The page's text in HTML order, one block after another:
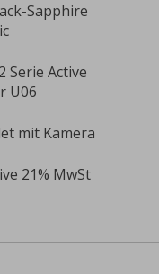
Sapphire
Serie Active
U06
mit Kamera
21% MwSt